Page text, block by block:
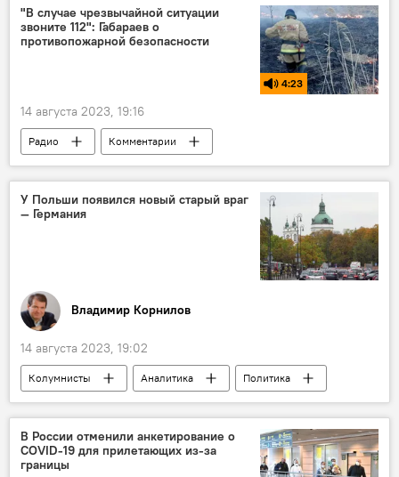
Владикавказ
"В случае чрезвычайной ситуации
звоните 112": Габараев о
противопожарной безопасности
4:23
14 августа 2023, 19:16
Радио
Комментарии
Южная Осетия
Природа
Общество
Безопасность
МЧС Южной Осетии
У Польши появился новый старый враг
— Германия
Владимир Корнилов
14 августа 2023, 19:02
Колумнисты Аналитика
Политика
В мире
Выборы
Россия
Германия
Европа
Общество
В России отменили анкетирование о
COVID-19 для прилетающих из-за
границы